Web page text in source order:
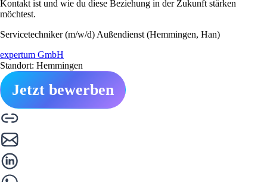
Kontakt ist und wie du diese Beziehung in der Zukunft stärken
möchtest.
Servicetechniker (m/w/d) Außendienst (Hemmingen, Han)
expertum GmbH
Standort: Hemmingen
Jetzt bewerben